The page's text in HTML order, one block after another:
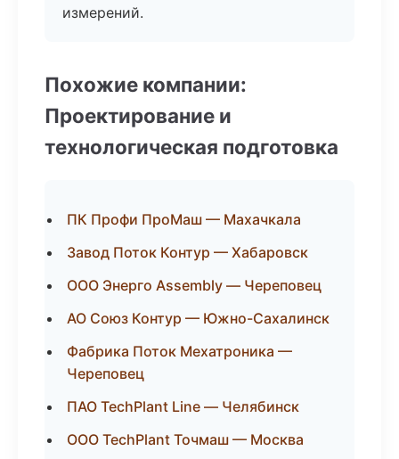
измерений.
Похожие компании:
Проектирование и
технологическая подготовка
ПК Профи ПроМаш — Махачкала
Завод Поток Контур — Хабаровск
ООО Энерго Assembly — Череповец
АО Союз Контур — Южно-Сахалинск
Фабрика Поток Мехатроника —
Череповец
ПАО TechPlant Line — Челябинск
ООО TechPlant Точмаш — Москва